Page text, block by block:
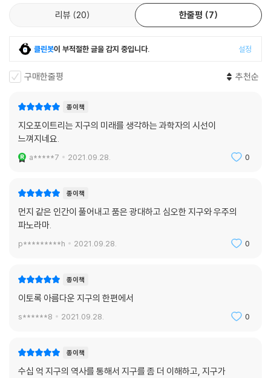
석을 분석한 결과를 바탕으로 합리적인 설명이 만들어진 것이다.
생명의 탄생과 달의 형성처럼, 이 책은 지구에 새겨진 가장 오래된 기록들
횡무진 활약상을 엿볼 수 있게 해주는 과학 교양서이다. 지구과학의 역사
의 성과에 부합하는 가장 새로운 이야기를 주로 설명한다. 독자들은 이 책
로서 가능성부터 시작하는 이론의 발달 과정과 과학 전 분야의 통합적인
사고를 경험할 수 있을 것이다.
리뷰 20 한줄평 7
클린봇이 부적절한 글을 감지 중입니다. 설정
구매한줄평 추천순
종이책
지오포이트리는 지구의 미래를 생각하는 과학자의 시선이
느껴지네요.
a*****7 2021.09.28. 0
종이책
먼지 같은 인간이 풀어내고 품은 광대하고 심오한 지구와 우주의
파노라마.
p*********h 2021.09.28. 0
종이책
이토록 아름다운 지구의 한편에서
s******8 2021.09.28. 0
종이책
수십 억 지구의 역사를 통해서 지구를 좀 더 이해하고, 지구가